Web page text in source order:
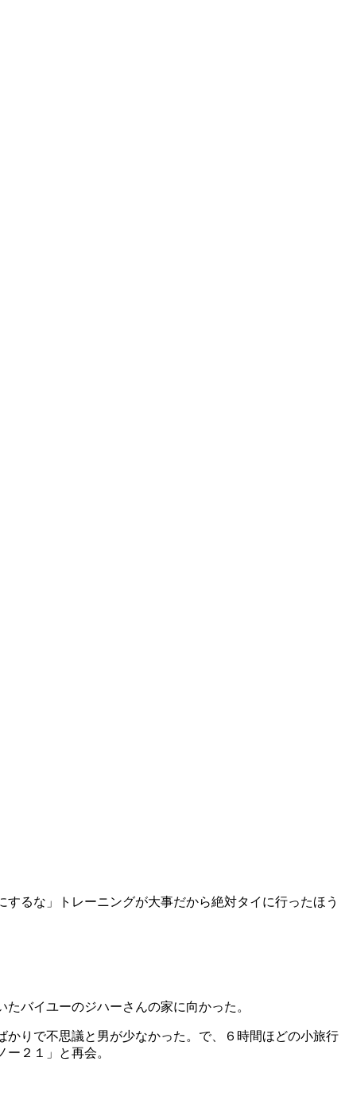
るな」トレーニングが大事だから絶対タイに行ったほう
バイユーのジハーさんの家に向かった。
りで不思議と男が少なかった。で、６時間ほどの小旅行
２１」と再会。